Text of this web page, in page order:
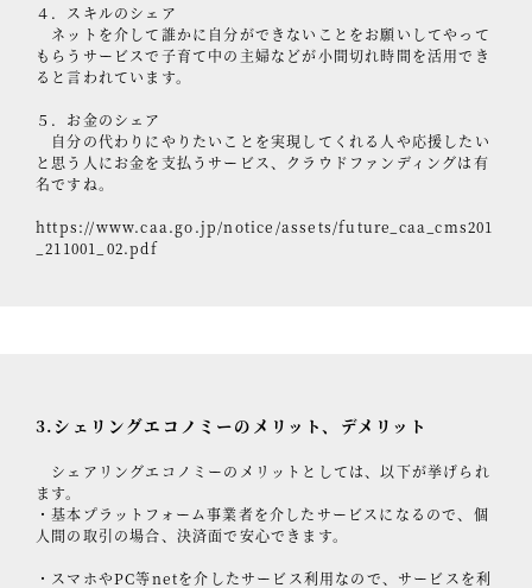
４．スキルのシェア
ネットを介して誰かに自分ができないことをお願いしてやって
もらうサービスで子育て中の主婦などが小間切れ時間を活用でき
ると言われています。
５．お金のシェア
自分の代わりにやりたいことを実現してくれる人や応援したい
と思う人にお金を支払うサービス、クラウドファンディングは有
名ですね。
https://www.caa.go.jp/notice/assets/future_caa_cms201
_211001_02.pdf
3.シェリングエコノミーのメリット、デメリット
シェアリングエコノミーのメリットとしては、以下が挙げられ
ます。
・基本プラットフォーム事業者を介したサービスになるので、個
人間の取引の場合、決済面で安心できます。
・スマホやPC等netを介したサービス利用なので、サービスを利